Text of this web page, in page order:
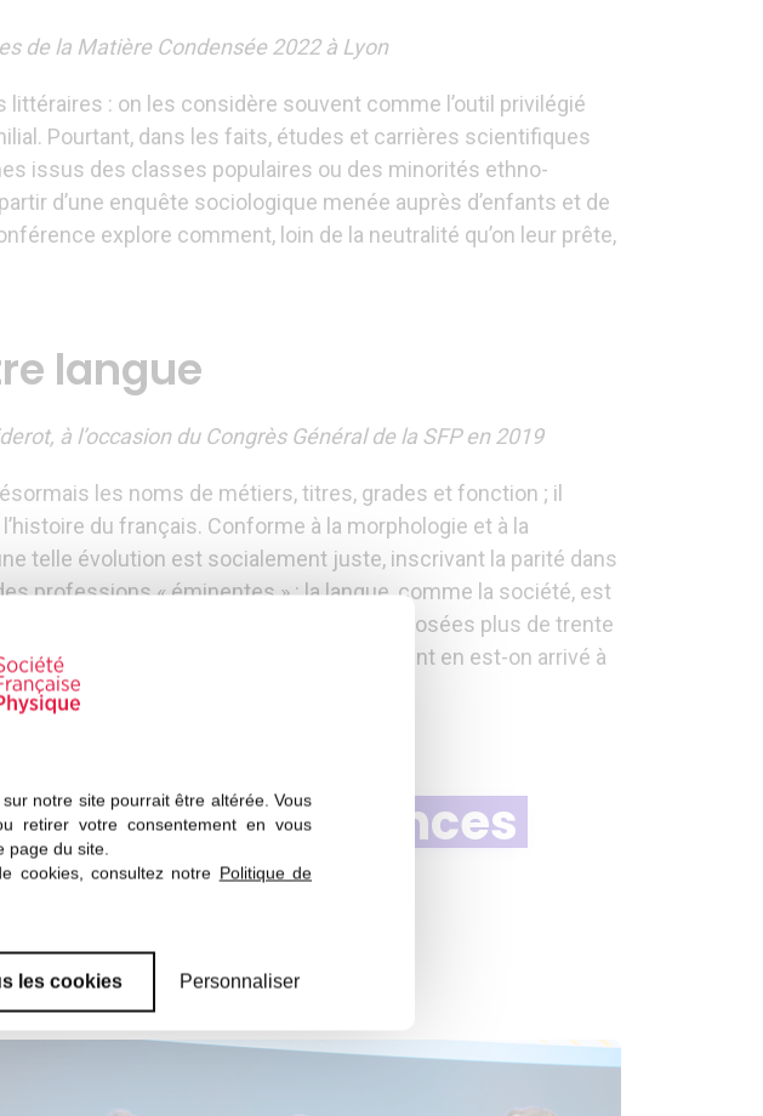
notre site pourrait être altérée. Vous
retirer votre consentement en vous
page du site.
cookies, consultez notre Politique de
les cookies Personnaliser
de la Matière Condensée 2022 à Lyon
: on les considère souvent comme l’outil privilégié
Pourtant, dans les faits, études et carrières scientifiques
issus des classes populaires ou des minorités ethno-
d’une enquête sociologique menée auprès d’enfants et de
explore comment, loin de la neutralité qu’on leur prête,
langue
à l’occasion du Congrès Général de la SFP en 2019
les noms de métiers, titres, grades et fonction ; il
du français. Conforme à la morphologie et à la
telle évolution est socialement juste, inscrivant la parité dans
professions « éminentes » : la langue, comme la société, est
et ses relais puristes) se sont opposées plus de trente
sens (le Ministre est enceinte). Comment en est-on arrivé à
des chances